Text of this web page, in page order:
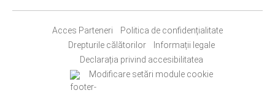
Acces Parteneri
Politica de confidențialitate
Drepturile călătorilor
Informații legale
Declarația privind accesibilitatea
Modificare setări module cookie